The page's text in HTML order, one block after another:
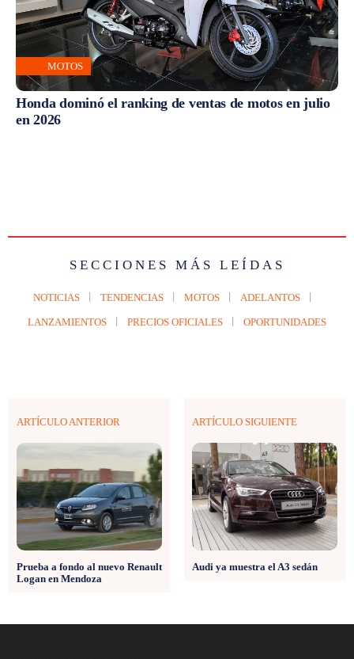
MOTOS
Honda dominó el ranking de ventas de motos en julio
en 2026
SECCIONES MÁS LEÍDAS
NOTICIAS TENDENCIAS MOTOS ADELANTOS
LANZAMIENTOS PRECIOS OFICIALES OPORTUNIDADES
ARTÍCULO ANTERIOR
Prueba a fondo al nuevo Renault
Logan en Mendoza
ARTÍCULO SIGUIENTE
Audi ya muestra el A3 sedán